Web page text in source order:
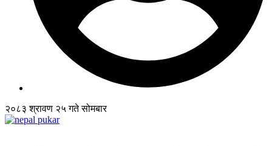
२०८३ श्रावण २५ गते सोमबार